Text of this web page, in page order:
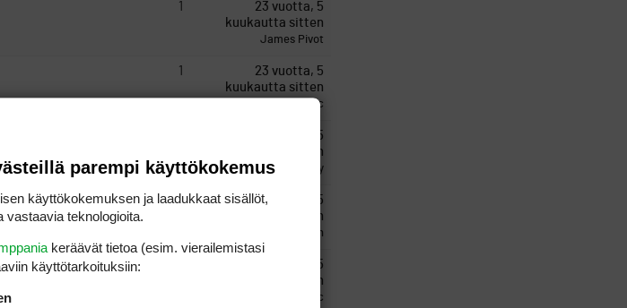
1
23 vuotta, 5
kuukautta sitten
James Pivot
1
23 vuotta, 5
kuukautta sitten
McEric
23 vuotta, 5
kuukautta sitten
Speedy
1
23 vuotta, 5
kuukautta sitten
SideSpin
23 vuotta, 5
kuukautta sitten
McEric
parempi käyttökokemus
käyttökokemuksen ja laadukkaat sisällöt,
teknologioita.
keräävät tietoa (esim. vierailemis­tasi
käyttötarkoituksiin: